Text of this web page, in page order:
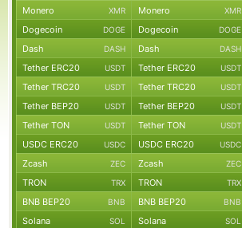
Monero XMR Monero XMR
Dogecoin DOGE Dogecoin DOGE
Dash DASH Dash DASH
Tether ERC20 USDT Tether ERC20 USDT
Tether TRC20 USDT Tether TRC20 USDT
Tether BEP20 USDT Tether BEP20 USDT
Tether TON USDT Tether TON USDT
USDC ERC20 USDC USDC ERC20 USDC
Zcash ZEC Zcash ZEC
TRON TRX TRON TRX
BNB BEP20 BNB BNB BEP20 BNB
Solana SOL Solana SOL